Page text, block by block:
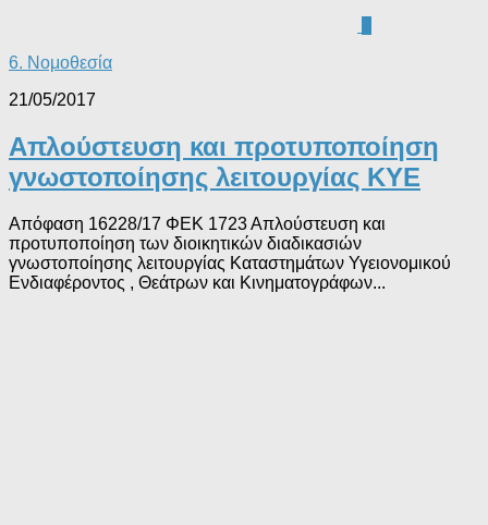
6. Νομοθεσία
21/05/2017
Απλούστευση και προτυποποίηση
γνωστοποίησης λειτουργίας ΚΥΕ
Απόφαση 16228/17 ΦΕΚ 1723 Απλούστευση και
προτυποποίηση των διοικητικών διαδικασιών
γνωστοποίησης λειτουργίας Καταστημάτων Υγειονομικού
Ενδιαφέροντος , Θεάτρων και Κινηματογράφων...